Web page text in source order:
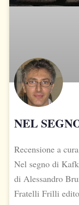
NEL
Recensione a
Nel segno di
di Alessandro
Fratelli Frilli